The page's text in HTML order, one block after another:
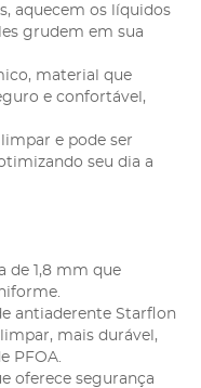
aquecem os líquidos
grudem em sua
material que
e confortável,
e pode ser
seu dia a
de 1,8 mm que
antiaderente Starflon
mais durável,
PFOA.
oferece segurança